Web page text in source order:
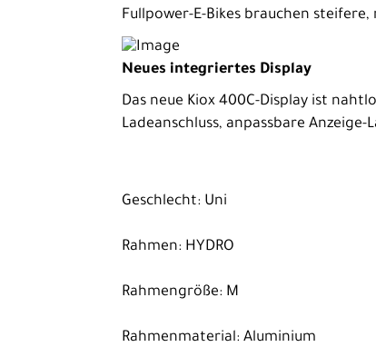
Fullpower-E-Bikes brauchen
Neues integriertes Display
Das neue Kiox 400C-Display ist
Ladeanschluss, anpassbare
Geschlecht: Uni
Rahmen: HYDRO
Rahmengröße: M
Rahmenmaterial: Aluminium